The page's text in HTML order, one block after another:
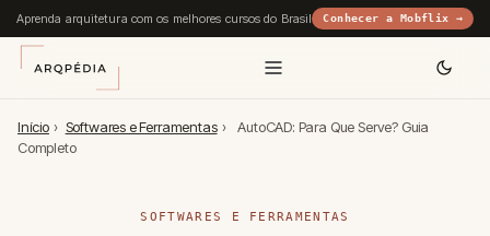
Aprenda arquitetura com os melhores cursos do Brasil Conhecer a Mobflix →
Início › Softwares e Ferramentas ›
AutoCAD: Para Que Serve? Guia
Completo
SOFTWARES E FERRAMENTAS